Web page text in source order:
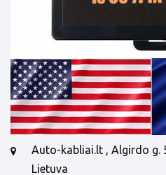
Auto-kabliai.lt , Algirdo g.
Lietuva